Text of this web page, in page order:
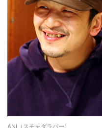
ANI（スチャダラパー）